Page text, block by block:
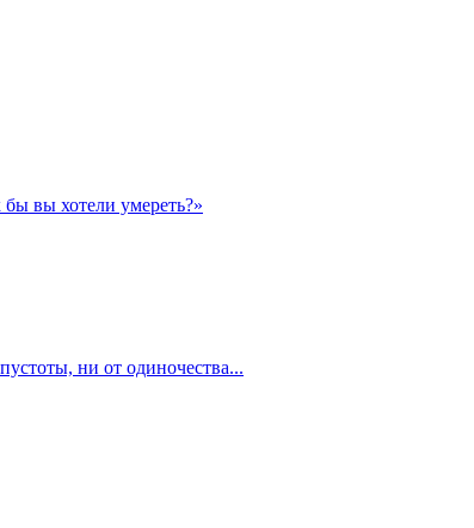
вы хотели умереть?»
ни от одиночества...